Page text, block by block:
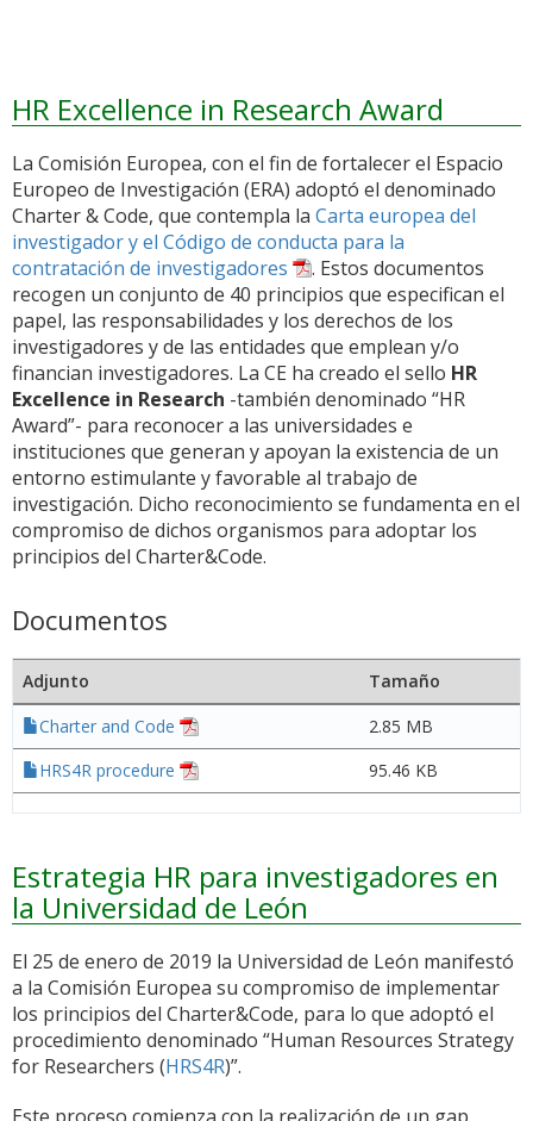
HR Excellence in Research Award
La Comisión Europea, con el fin de fortalecer el Espacio
Europeo de Investigación (ERA) adoptó el denominado
Charter & Code, que contempla la Carta europea del
investigador y el Código de conducta para la
contratación de investigadores
. Estos documentos
recogen un conjunto de 40 principios que especifican el
papel, las responsabilidades y los derechos de los
investigadores y de las entidades que emplean y/o
financian investigadores. La CE ha creado el sello HR
Excellence in Research -también denominado “HR
Award”- para reconocer a las universidades e
instituciones que generan y apoyan la existencia de un
entorno estimulante y favorable al trabajo de
investigación. Dicho reconocimiento se fundamenta en el
compromiso de dichos organismos para adoptar los
principios del Charter&Code.
Documentos
Adjunto
Tamaño
Charter and Code
2.85 MB
HRS4R procedure
95.46 KB
Estrategia HR para investigadores en
la Universidad de León
El 25 de enero de 2019 la Universidad de León manifestó
a la Comisión Europea su compromiso de implementar
los principios del Charter&Code, para lo que adoptó el
procedimiento denominado “Human Resources Strategy
for Researchers (HRS4R)”.